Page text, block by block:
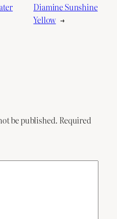
Diamine Sunshine
Yellow →
be published. Required